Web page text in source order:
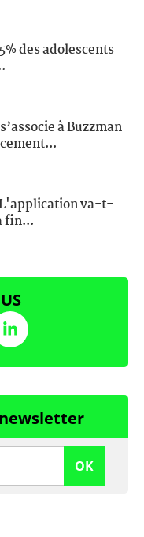
des adolescents
à Buzzman
va-t-
fin...
OK